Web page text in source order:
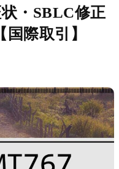
・SBLC修正
際取引】